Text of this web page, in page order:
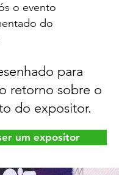
o evento
do
para
retorno sobre o
do expositor.
um expositor